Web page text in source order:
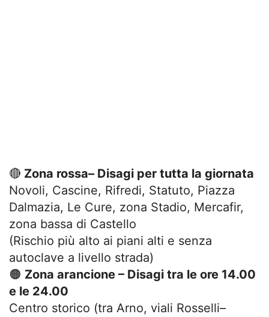
🔴 Zona rossa– Disagi per tutta la giornata
Novoli, Cascine, Rifredi, Statuto, Piazza
Dalmazia, Le Cure, zona Stadio, Mercafir,
zona bassa di Castello
(Rischio più alto ai piani alti e senza
autoclave a livello strada)
🟠 Zona arancione – Disagi tra le ore 14.00
e le 24.00
Centro storico (tra Arno, viali Rosselli–